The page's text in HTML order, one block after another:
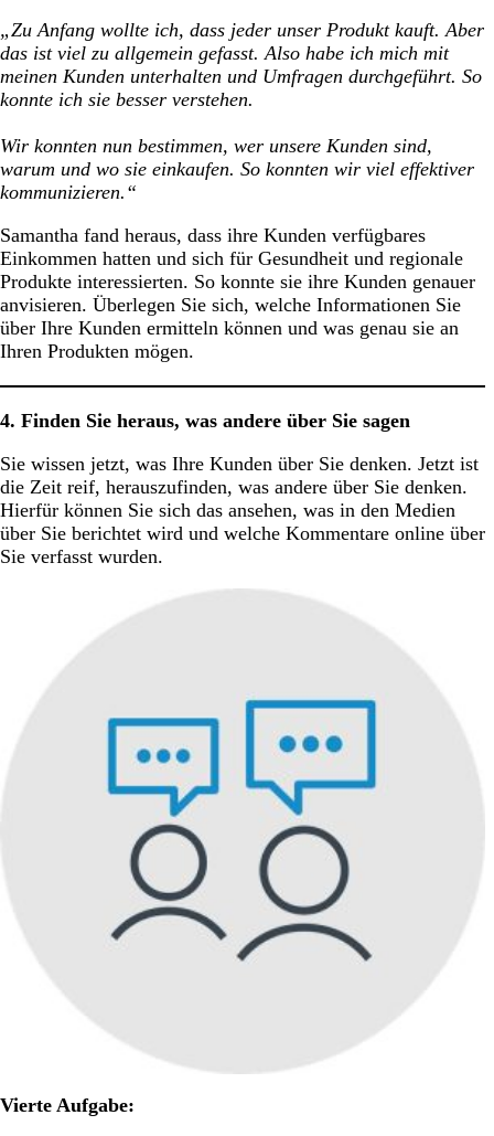
„Zu Anfang wollte ich, dass jeder unser Produkt kauft. Aber
das ist viel zu allgemein gefasst. Also habe ich mich mit
meinen Kunden unterhalten und Umfragen durchgeführt. So
konnte ich sie besser verstehen.
Wir konnten nun bestimmen, wer unsere Kunden sind,
warum und wo sie einkaufen. So konnten wir viel effektiver
kommunizieren.“
Samantha fand heraus, dass ihre Kunden verfügbares
Einkommen hatten und sich für Gesundheit und regionale
Produkte interessierten. So konnte sie ihre Kunden genauer
anvisieren. Überlegen Sie sich, welche Informationen Sie
über Ihre Kunden ermitteln können und was genau sie an
Ihren Produkten mögen.
4. Finden Sie heraus, was andere über Sie sagen
Sie wissen jetzt, was Ihre Kunden über Sie denken. Jetzt ist
die Zeit reif, herauszufinden, was andere über Sie denken.
Hierfür können Sie sich das ansehen, was in den Medien
über Sie berichtet wird und welche Kommentare online über
Sie verfasst wurden.
Vierte Aufgabe: